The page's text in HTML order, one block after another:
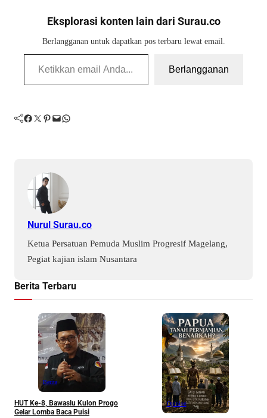
Eksplorasi konten lain dari Surau.co
Berlangganan untuk dapatkan pos terbaru lewat email.
Ketikkan email Anda...
Berlangganan
Facebook Twitter Pinterest Mail WhatsApp
Nurul Surau.co
Ketua Persatuan Pemuda Muslim Progresif Magelang,
Pegiat kajian islam Nusantara
Berita Terbaru
Berita
HUT Ke-8, Bawaslu Kulon Progo
Gelar Lomba Baca Puisi
Opinion